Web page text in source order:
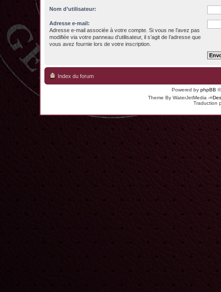
Nom d’utilisateur:
Adresse e-mail:
Adresse e-mail associée à votre compte. Si vous ne l’avez pas
modifiée via votre panneau d’utilisateur, il s’agit de l’adresse que
vous avez fournie lors de votre inscription.
Index du forum
Powered by phpBB
Theme By WaterJetMedia -
Traduction